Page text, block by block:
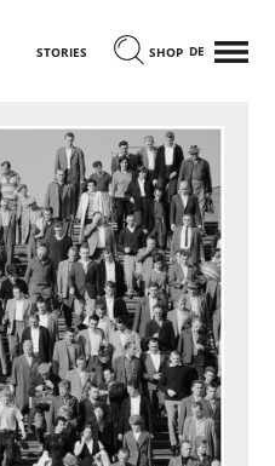
STORIES SHOP DEUTSCH
MENÜ